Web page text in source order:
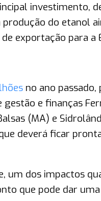
investimento,
do etanol
exportação para a
no ano passado,
e finanças
(MA) e
deverá ficar
um dos impactos
que pode dar